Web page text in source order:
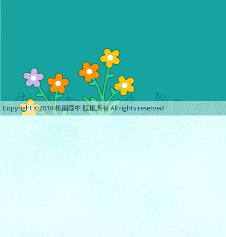
Copyright ©2018 桃園國中 版權所有 All rights reserved